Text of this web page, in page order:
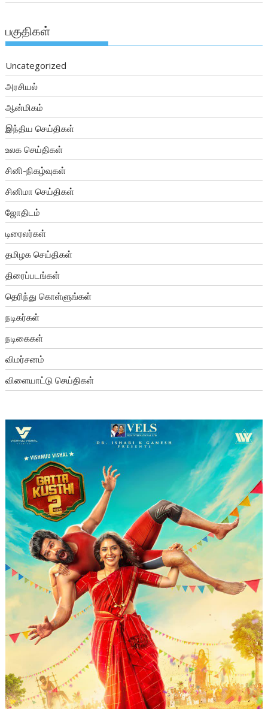
பகுதிகள்
Uncategorized
அரசியல்
ஆன்மிகம்
இந்திய செய்திகள்
உலக செய்திகள்
சினி-நிகழ்வுகள்
சினிமா செய்திகள்
ஜோதிடம்
டிரைலர்கள்
தமிழக செய்திகள்
திரைப்படங்கள்
தெரிந்து கொள்ளுங்கள்
நடிகர்கள்
நடிகைகள்
விமர்சனம்
விளையாட்டு செய்திகள்